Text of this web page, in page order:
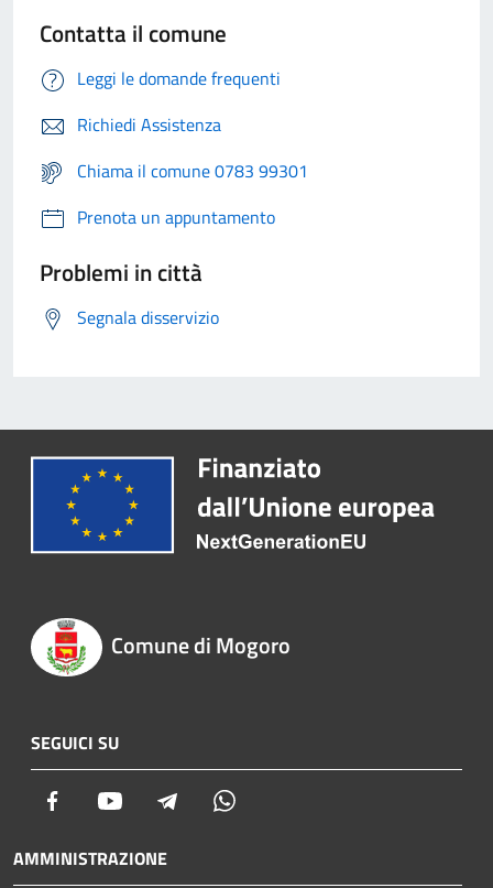
Contatta il comune
Leggi le domande frequenti
Richiedi Assistenza
Chiama il comune 0783 99301
Prenota un appuntamento
Problemi in città
Segnala disservizio
Comune di Mogoro
SEGUICI SU
Facebook Youtube Telegram
AMMINISTRAZIONE